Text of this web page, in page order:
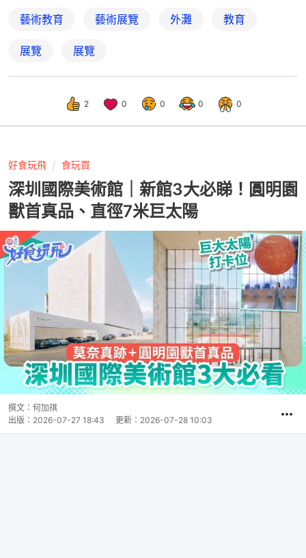
藝術教育 藝術展覽 外灘 教育
展覽 展覽
2 0 0 0 0
好食玩飛 食玩買
深圳國際美術館｜新館3大必睇！圓明園
獸首真品、直徑7米巨太陽
撰文： 何加祺
出版： 2026-07-27 18:43 更新： 2026-07-28 10:03